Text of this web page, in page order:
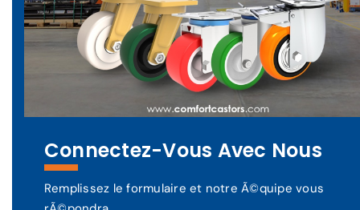
Connectez-Vous Avec Nous
Remplissez le formulaire et notre Ã©quipe vous